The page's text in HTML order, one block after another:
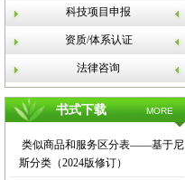
科技项目申报
资质/体系认证
法律咨询
书式下载 MORE
类似商品和服务区分表——基于尼
斯分类（2024版修订）